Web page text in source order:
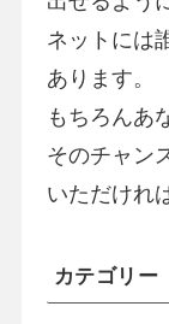
ネットには
あります。
もちろんあ
そのチャン
いただけれ
カテゴリー